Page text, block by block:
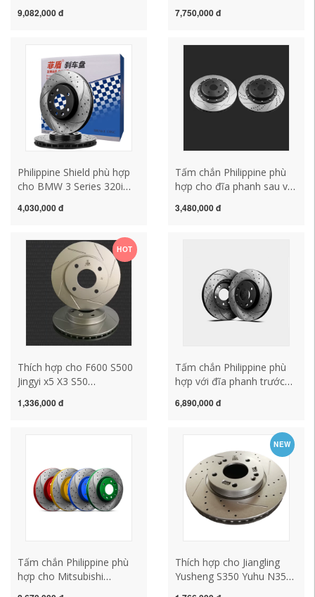
C-Class E-Class
9,082,000 đ
Acura MDX, Acura và
7,750,000 đ
Philippine Shield phù hợp
cho BMW 3 Series 320i
Z4 đĩa phanh trước bánh
4,030,000 đ
Tấm chắn Philippine phù
hợp cho đĩa phanh sau và
B-class B200 B180 B260
3,480,000 đ
HOT
Thích hợp cho F600 S500
Jingyi x5 X3 S50
580 đĩa phanh phía sau và
1,336,000 đ
Tấm chắn Philippine phù
hợp với đĩa phanh trước
Benz AMG E43 E63 C63
6,890,000 đ
Tấm chắn Philippine phù
hợp cho Mitsubishi
NEW
Thích hợp cho Jiangling
Yusheng S350 Yuhu N350